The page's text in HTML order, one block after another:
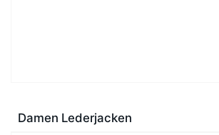
Damen Lederjacken